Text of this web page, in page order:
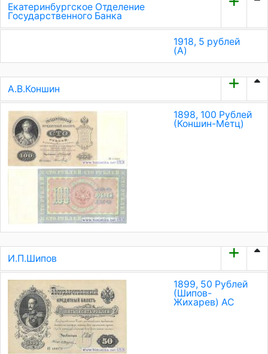
Екатеринбургское Отделение
Государственного Банка
1918, 5 рублей
(A)
А.В.Коншин
1898, 100 Рублей
(Коншин-Метц)
И.П.Шипов
1899, 50 Рублей
(Шипов-
Жихарев) АС